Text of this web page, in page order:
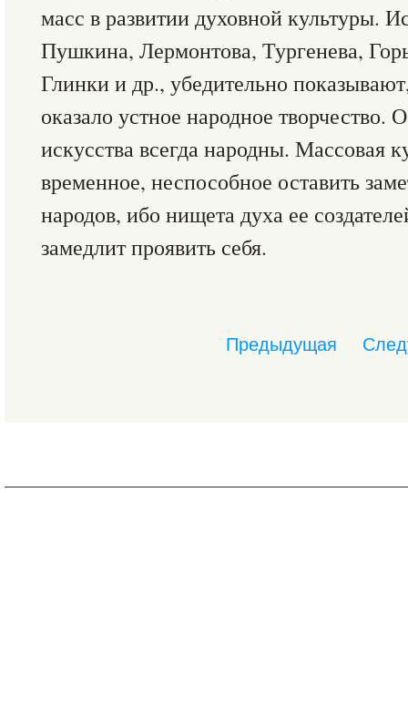
масс в развитии духовной культуры.
Пушкина, Лермонтова, Тургенева,
Глинки и др., убедительно
оказало устное народное творчество.
искусства всегда народны. Массовая
временное, неспособное оставить
народов, ибо нищета духа ее
замедлит проявить себя.
Предыдущая